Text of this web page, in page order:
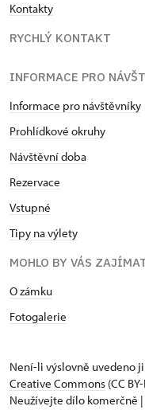
Kontakty
RYCHLÝ KONTAKT
INFORMACE PRO
Informace pro návštěvníky
Prohlídkové okruhy
Návštěvní doba
Rezervace
Vstupné
Tipy na výlety
MOHLO BY VÁS
O zámku
Fotogalerie
Není-li výslovně uvedeno
Creative Commons (CC
Neužívejte dílo komerčně